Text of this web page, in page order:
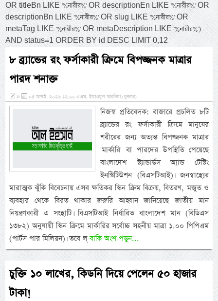
OR titleBn LIKE '%নারীর%' OR descriptionEn LIKE '%নারীর%' OR
descriptionBn LIKE '%নারীর%' OR slug LIKE '%নারীর%' OR
metaTag LIKE '%নারীর%' OR metaDescription LIKE '%নারীর%')
AND status=1 ORDER BY id DESC LIMIT 0,12
৮ ব্র্যান্ডের রং ফর্সাকারী ক্রিমে বিপজ্জনক মাত্রার
পারদ শনাক্ত
» ০৫ আগস্ট, ২০২৬ ১২:০০ এএম, ইয়াওমুল আরবিয়া (বুধবার)
নিজস্ব প্রতিবেদক: বাজারে প্রচলিত ৮টি
ব্র্যান্ডের রং ফর্সাকারী ক্রিমে মানুষের
শরীরের জন্য অত্যন্ত বিপজ্জনক মাত্রার
'মার্কারি' বা পারদের উপস্থিতি পেয়েছে
বাংলাদেশ স্ট্যান্ডার্ডস অ্যান্ড টেস্টিং
ইনস্টিটিউশন (বিএসটিআই)। জনস্বাস্থ্যের
মারাত্মক ঝুঁকি বিবেচনায় এসব ক্ষতিকর স্কিন ক্রিম বিক্রয়, বিতরণ, মজুত ও
ব্যবহার থেকে বিরত থাকার জরুরি আহ্বান জানিয়েছে জাতীয় মান
নিয়ন্ত্রণকারী এ সংস্থাটি। বিএসটিআই নির্ধারিত বাংলাদেশ মান (বিডিএস
১৩৮২) অনুযায়ী স্কিন ক্রিমে মার্কারির সর্বোচ্চ সহনীয় মাত্রা ১.০০ পিপিএম
(পার্টস পার মিলিয়ন)। তবে ল্বাকি অংশ পড়ুন...
চুক্তি ১০ লাখের, কিডনি দিয়ে পেলেন ৫০ হাজার
টাকা!